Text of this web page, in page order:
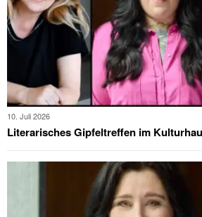
10. Juli 2026
Literarisches Gipfeltreffen im